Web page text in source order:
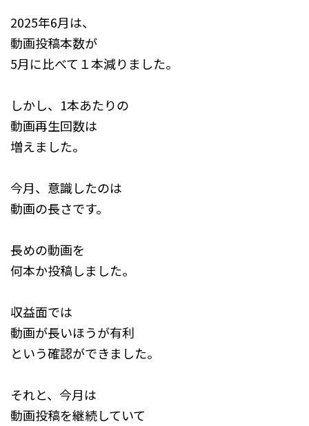
2025年6月は、
動画投稿本数が
5月に比べて１本減りました。
しかし、1本あたりの
動画再生回数は
増えました。
今月、意識したのは
動画の長さです。
長めの動画を
何本か投稿しました。
収益面では
動画が長いほうが有利
という確認ができました。
それと、今月は
動画投稿を継続していて